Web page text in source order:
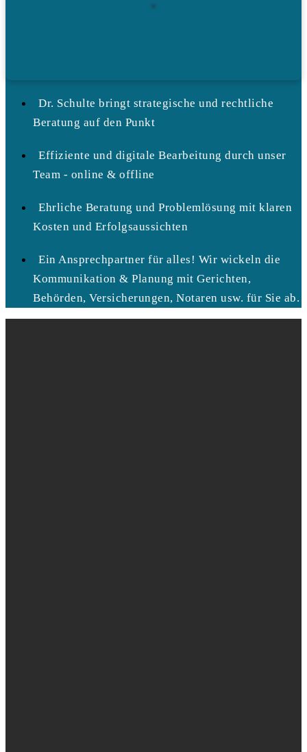
Dr. Schulte bringt strategische und rechtliche
Beratung auf den Punkt
Effiziente und digitale Bearbeitung durch unser
Team - online & offline
Ehrliche Beratung und Problemlösung mit klaren
Kosten und Erfolgsaussichten
Ein Ansprechpartner für alles! Wir wickeln die
Kommunikation & Planung mit Gerichten,
Behörden, Versicherungen, Notaren usw. für Sie ab.